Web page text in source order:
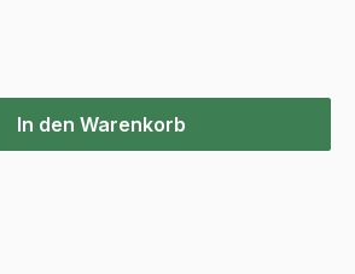
Wert ein oder benutze die Schaltflächen
In den Warenkorb